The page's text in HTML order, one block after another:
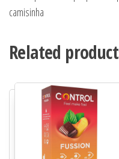
camisinha
Related